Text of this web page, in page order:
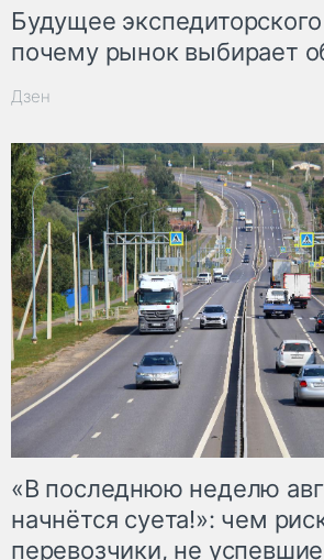
Будущее
почему рынок выбирает
Дзен
«В последнюю неделю
начнётся суета!»: чем
перевозчики, не